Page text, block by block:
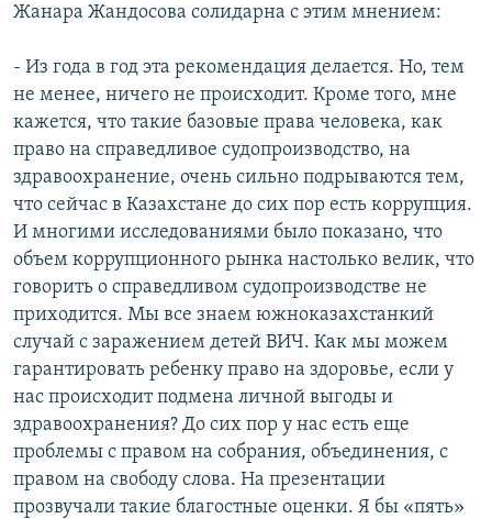
Жанара Жандосова солидарна с этим мнением:
- Из года в год эта рекомендация делается. Но, тем
не менее, ничего не происходит. Кроме того, мне
кажется, что такие базовые права человека, как
право на справедливое судопроизводство, на
здравоохранение, очень сильно подрываются тем,
что сейчас в Казахстане до сих пор есть коррупция.
И многими исследованиями было показано, что
объем коррупционного рынка настолько велик, что
говорить о справедливом судопроизводстве не
приходится. Мы все знаем южноказахстанкий
случай с заражением детей ВИЧ. Как мы можем
гарантировать ребенку право на здоровье, если у
нас происходит подмена личной выгоды и
здравоохранения? До сих пор у нас есть еще
проблемы с правом на собрания, объединения, с
правом на свободу слова. На презентации
прозвучали такие благостные оценки. Я бы «пять»